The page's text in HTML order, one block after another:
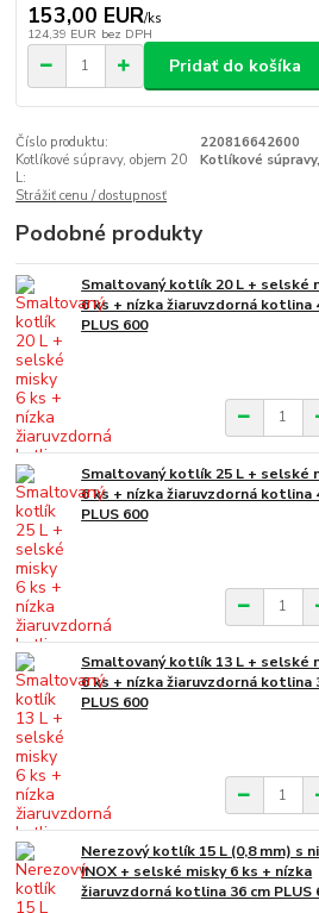
153,00 EUR/ks
124,39 EUR bez DPH
Pridať do košíka
Číslo produktu:
220816642600
Kotlíkové súpravy, objem 20
L:
Kotlíkové
Strážiť cenu / dostupnosť
Podobné produkty
Smaltovaný kotlík 20 L + selské
6 ks + nízka žiaruvzdorná kotlina
PLUS 600
Smaltovaný kotlík 25 L + selské
6 ks + nízka žiaruvzdorná kotlina
PLUS 600
Smaltovaný kotlík 13 L + selské
6 ks + nízka žiaruvzdorná kotlina
PLUS 600
Nerezový kotlík 15 L (0,8 mm) s
INOX + selské misky 6 ks + nízka
žiaruvzdorná kotlina 36 cm PLUS